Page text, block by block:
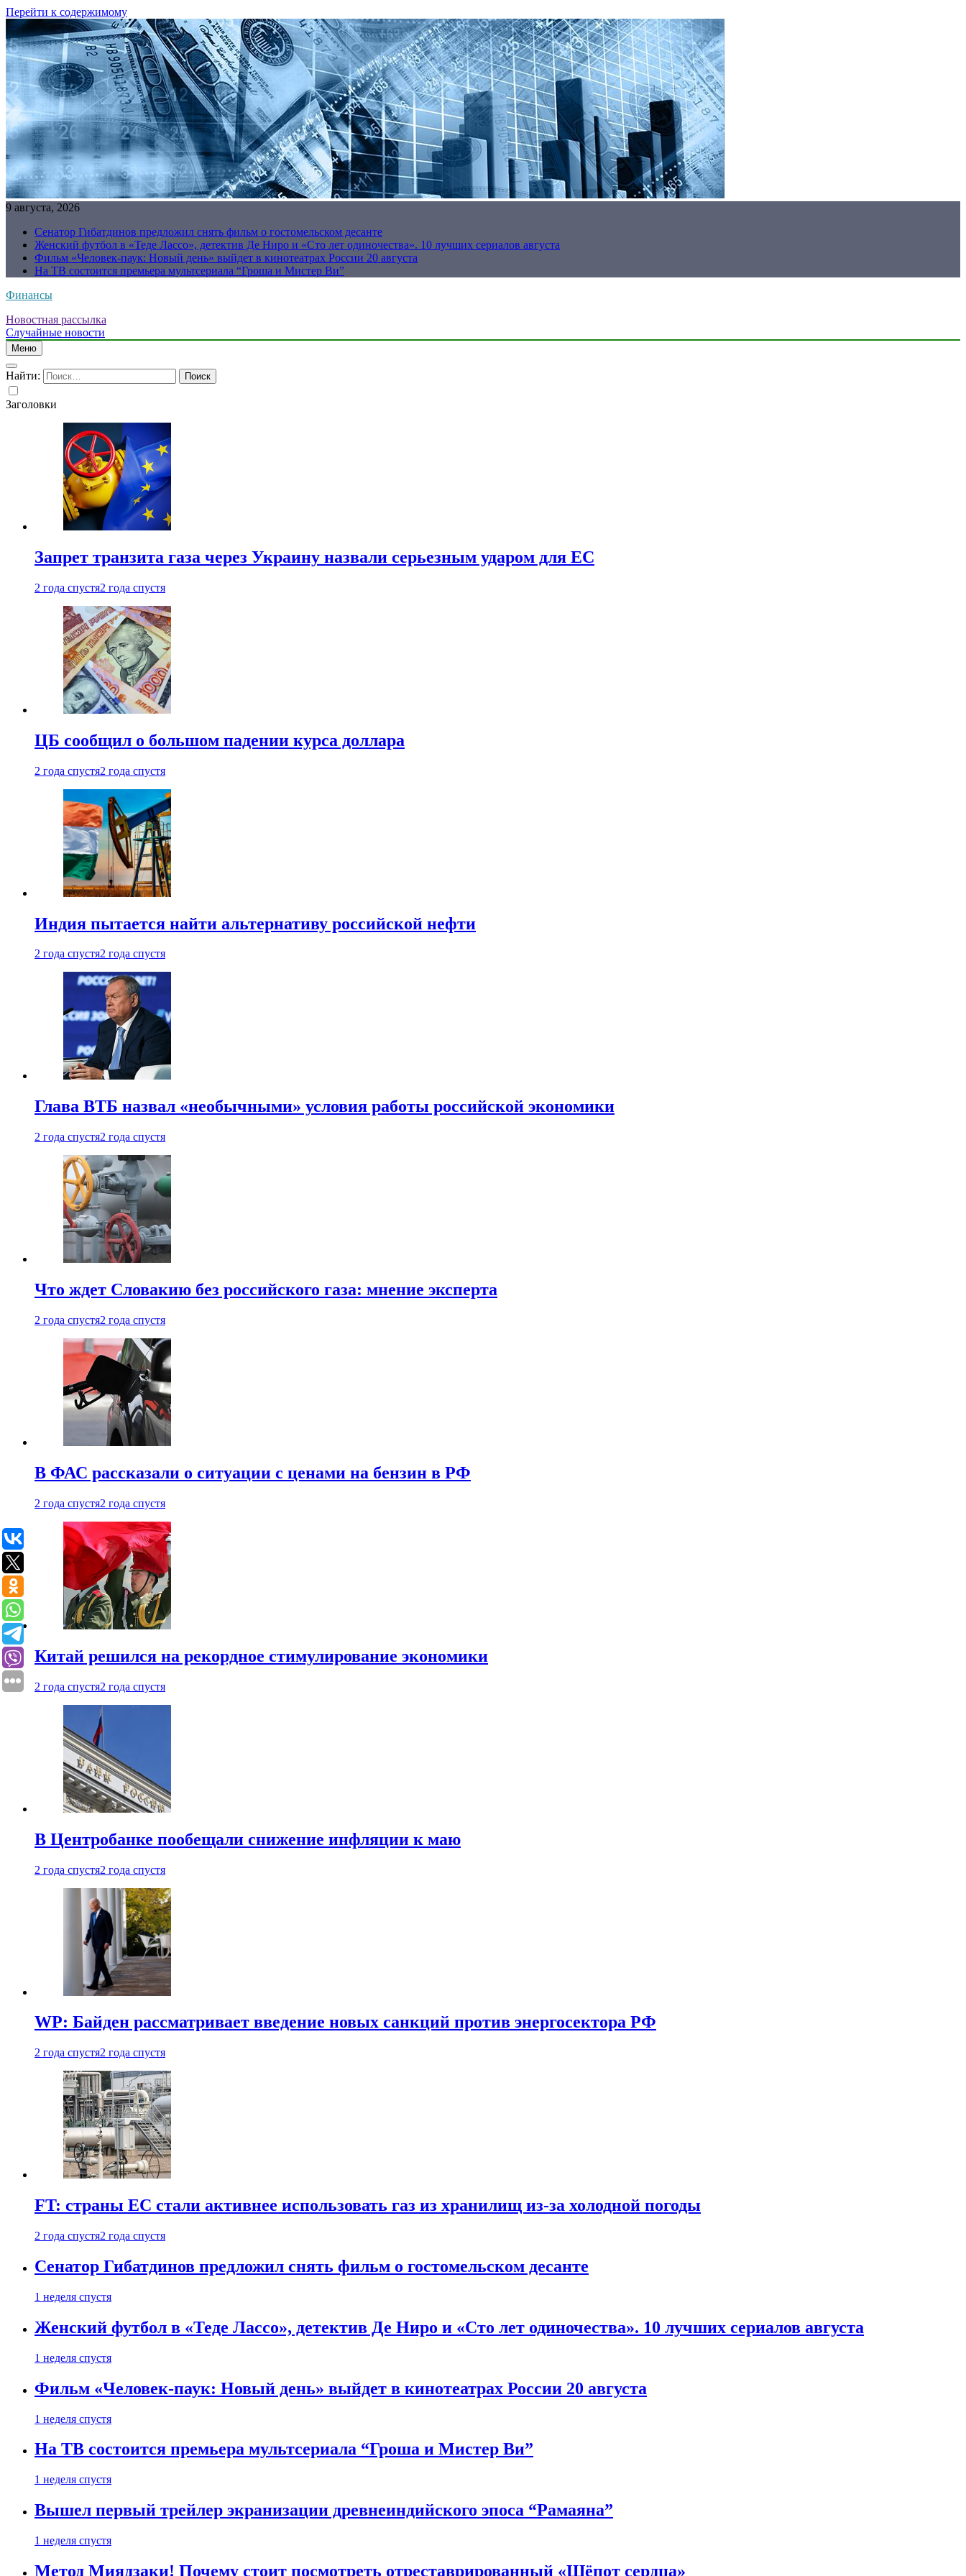
Перейти к содержимому
9 августа, 2026
Сенатор Гибатдинов предложил снять фильм о гостомельском десанте
Женский футбол в «Теде Лассо», детектив Де Ниро и «Сто лет одиночества». 10 лучших сериалов августа
Фильм «Человек-паук: Новый день» выйдет в кинотеатрах России 20 августа
На ТВ состоится премьера мультсериала “Гроша и Мистер Ви”
Финансы
Новостная рассылка
Случайные новости
Меню
Найти:
Заголовки
Запрет транзита газа через Украину назвали серьезным ударом для ЕС
2 года спустя2 года спустя
ЦБ сообщил о большом падении курса доллара
2 года спустя2 года спустя
Индия пытается найти альтернативу российской нефти
2 года спустя2 года спустя
Глава ВТБ назвал «необычными» условия работы российской экономики
2 года спустя2 года спустя
Что ждет Словакию без российского газа: мнение эксперта
2 года спустя2 года спустя
В ФАС рассказали о ситуации с ценами на бензин в РФ
2 года спустя2 года спустя
Китай решился на рекордное стимулирование экономики
2 года спустя2 года спустя
В Центробанке пообещали снижение инфляции к маю
2 года спустя2 года спустя
WP: Байден рассматривает введение новых санкций против энергосектора РФ
2 года спустя2 года спустя
FT: страны ЕС стали активнее использовать газ из хранилищ из-за холодной погоды
2 года спустя2 года спустя
Сенатор Гибатдинов предложил снять фильм о гостомельском десанте
1 неделя спустя
Женский футбол в «Теде Лассо», детектив Де Ниро и «Сто лет одиночества». 10 лучших сериалов августа
1 неделя спустя
Фильм «Человек-паук: Новый день» выйдет в кинотеатрах России 20 августа
1 неделя спустя
На ТВ состоится премьера мультсериала “Гроша и Мистер Ви”
1 неделя спустя
Вышел первый трейлер экранизации древнеиндийского эпоса “Рамаяна”
1 неделя спустя
Метод Миядзаки! Почему стоит посмотреть отреставрированный «Шёпот сердца»